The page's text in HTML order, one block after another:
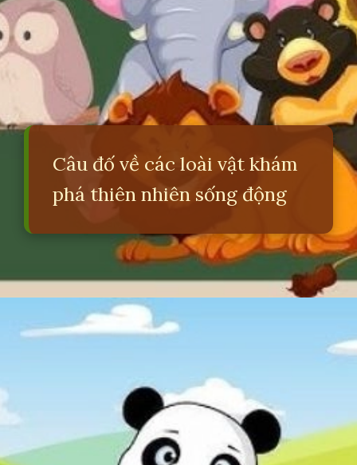
Câu đố về các loài vật khám
phá thiên nhiên sống động
Đang mở https://erci.edu.vn/cau-do-ve-cac-loai-vat